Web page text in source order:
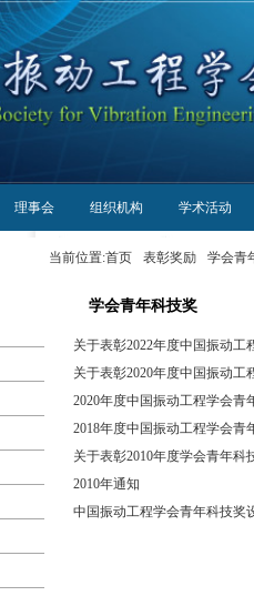
理事会 组织机构 学术活动
当前位置:首页 表彰奖励 学会青
学会青年科技奖
关于表彰2022年度中国振动工
关于表彰2020年度中国振动工
2020年度中国振动工程学会青
2018年度中国振动工程学会青
关于表彰2010年度学会青年科
2010年通知
中国振动工程学会青年科技奖